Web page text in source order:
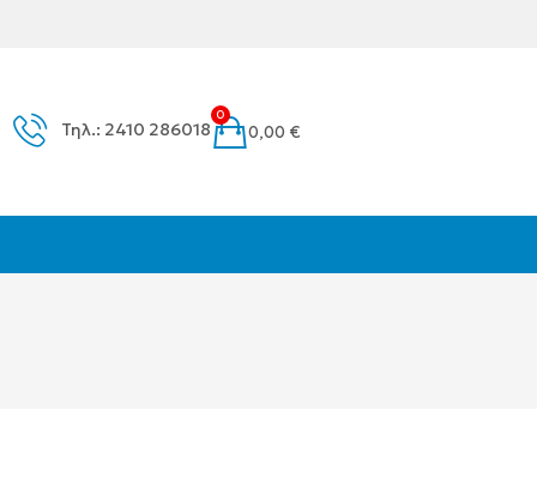
Τηλ.: 2410 286018 0,00 €
0